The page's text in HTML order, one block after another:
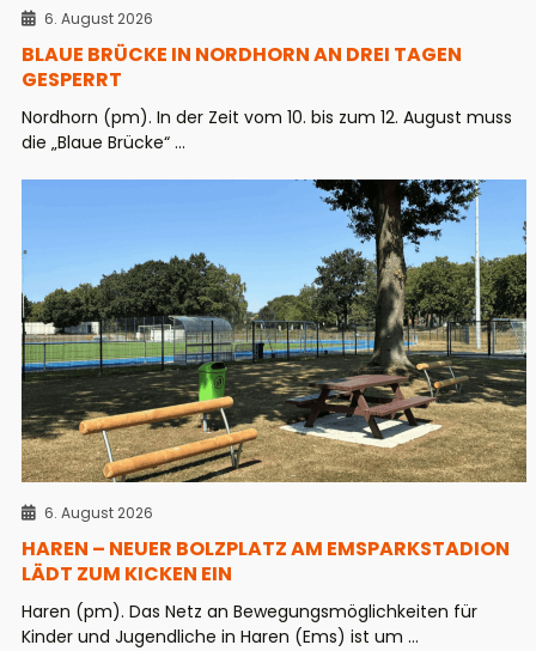
6. August 2026
BLAUE BRÜCKE IN NORDHORN AN DREI TAGEN
GESPERRT
Nordhorn (pm). In der Zeit vom 10. bis zum 12. August muss
die „Blaue Brücke“ ...
6. August 2026
HAREN – NEUER BOLZPLATZ AM EMSPARKSTADION
LÄDT ZUM KICKEN EIN
Haren (pm). Das Netz an Bewegungsmöglichkeiten für
Kinder und Jugendliche in Haren (Ems) ist um ...